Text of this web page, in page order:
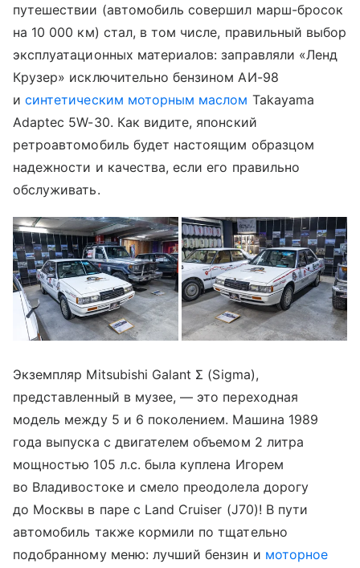
путешествии (автомобиль совершил марш-бросок
на 10 000 км) стал, в том числе, правильный выбор
эксплуатационных материалов: заправляли «Ленд
Крузер» исключительно бензином АИ-98
исинтетическим моторным маслом Takayama
Adaptec 5W-30. Как видите, японский
ретроавтомобиль будет настоящим образцом
надежности и качества, если его правильно
обслуживать.
Экземпляр Mitsubishi Galant Σ (Sigma),
представленный в музее, — это переходная
модель между 5 и 6 поколением. Машина 1989
года выпуска с двигателем объемом 2 литра
мощностью 105 л.с. была куплена Игорем
во Владивостоке и смело преодолела дорогу
до Москвы в паре с Land Cruiser (J70)! В пути
автомобиль также кормили по тщательно
подобранному меню: лучший бензин и моторное